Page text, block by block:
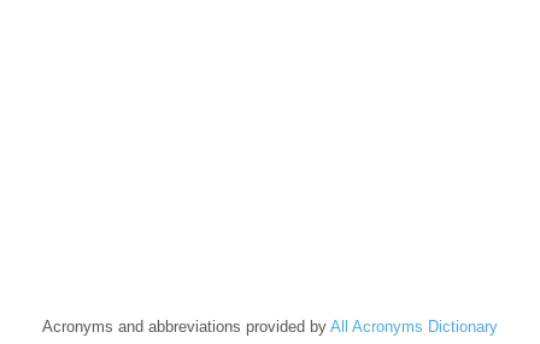
Acronyms and abbreviations provided by All Acronyms Dictionary